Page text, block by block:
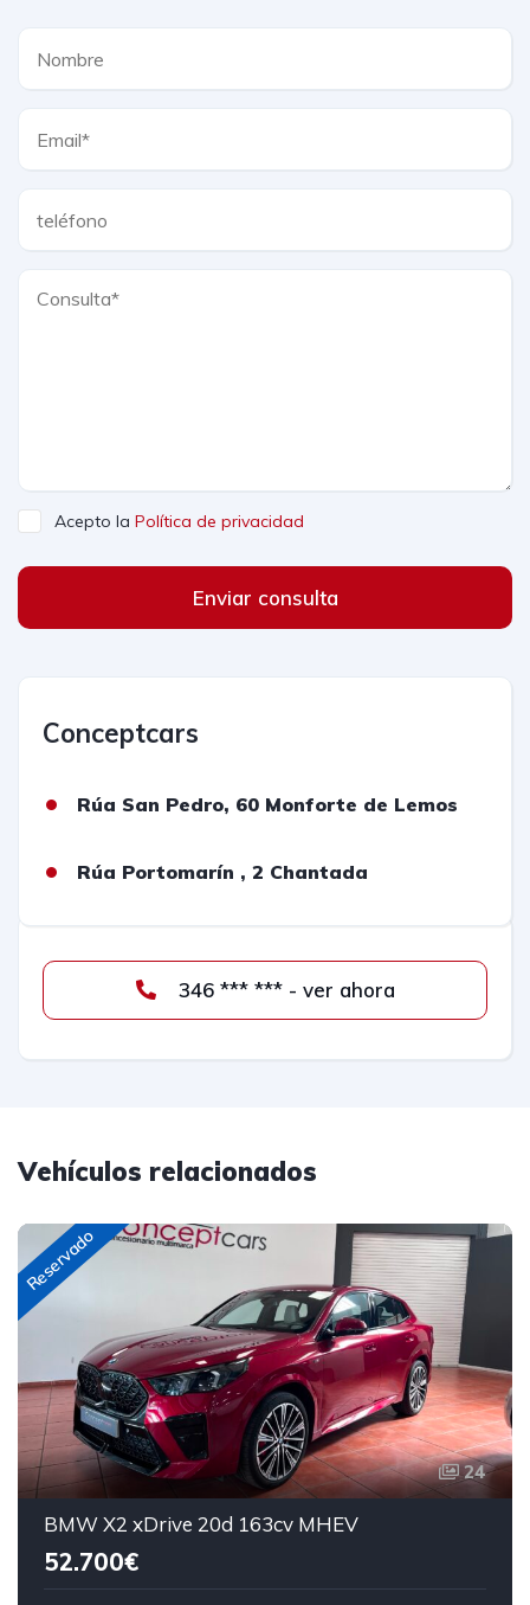
Acepto la Política de privacidad
Enviar consulta
Conceptcars
Rúa San Pedro, 60 Monforte de Lemos
Rúa Portomarín , 2 Chantada
346 *** *** - ver ahora
Vehículos relacionados
Reservado
24
BMW X2 xDrive 20d 163cv MHEV
52.700€